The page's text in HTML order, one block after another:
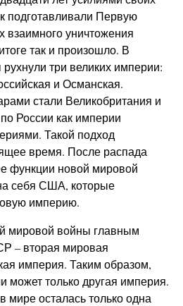
подготавливали Первую
взаимного уничтожения
так и произошло. В
рухнули три великих империи:
и Османская.
стали Великобритания и
России как империи
Такой подход
время. После распада
функции новой мировой
себя США, которые
империю.
мировой войны главным
– вторая мировая
империя. Таким образом,
может только другая империя.
осталась только одна